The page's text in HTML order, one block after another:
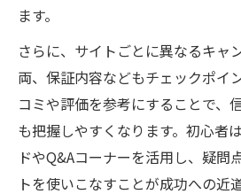
ます。
さらに、サイトごとに異なるキャ
両、保証内容などもチェックポイ
コミや評価を参考にすることで、
も把握しやすくなります。初心者
ドやQ&Aコーナーを活用し、疑問
トを使いこなすことが成功への近道